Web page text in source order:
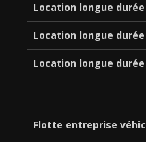
Location longue durée
Location longue
Location longue
Flotte entreprise